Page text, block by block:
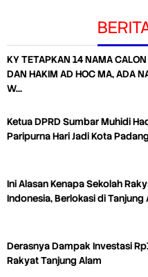
KY TETAPKAN 14 NAMA
DAN HAKIM AD HOC MA, ADA
W…
Ketua DPRD Sumbar Muhidi
Paripurna Hari Jadi Kota
Ini Alasan Kenapa Sekolah
Indonesia, Berlokasi di Tanjung
Derasnya Dampak Investasi
Rakyat Tanjung Alam